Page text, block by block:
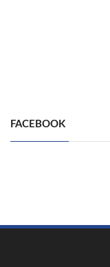
FACEBOOK